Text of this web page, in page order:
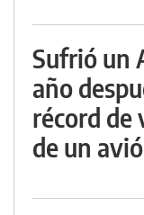
Sufrió un
año
récord de
de un